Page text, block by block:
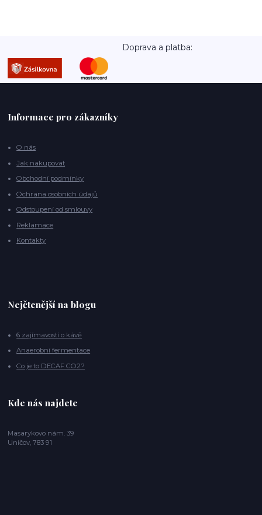
Doprava a platba:
Informace pro zákazníky
O nás
Jak nakupovat
Obchodní podmínky
Ochrana osobních údajů
Odstoupení od smlouvy
Reklamace
Kontakty
Nejčtenější na blogu
6 zajímavostí o kávě
Anaerobní fermentace
Co je to DECAF CO2?
Kde nás najdete
Masarykovo nám. 39
Uničov, 783 91